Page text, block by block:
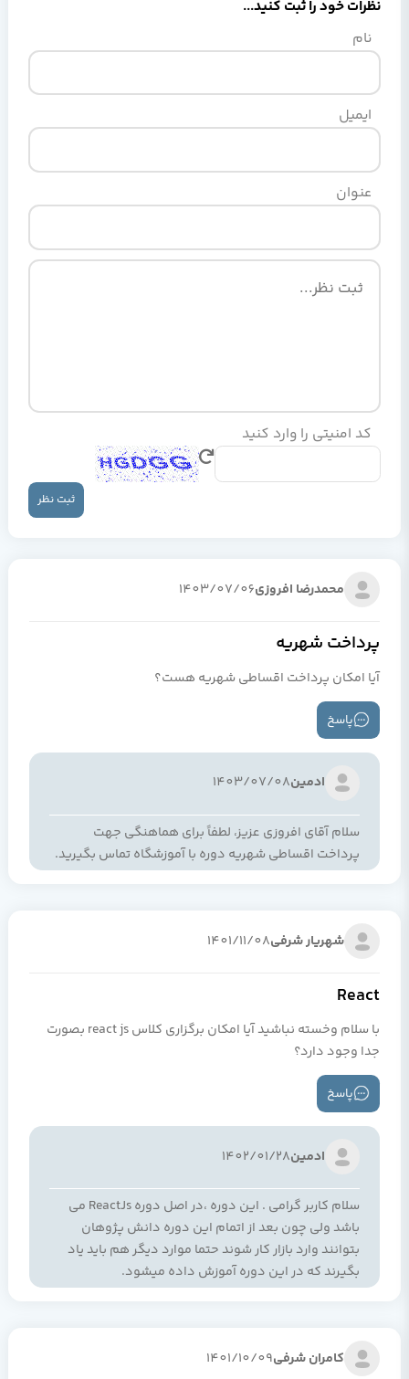
نظرات خود را ثبت کنید...
نام
ایمیل
عنوان
کد امنیتی را وارد کنید
ثبت نظر
محمدرضا افروزی1403/07/06
پرداخت شهریه
آیا امکان پرداخت اقساطی شهریه هست؟
پاسخ
ادمین1403/07/08
سلام آقای افروزی عزیز، لطفاً برای هماهنگی جهت
پرداخت اقساطی شهریه دوره با آموزشگاه تماس بگیرید.
شهریار شرفی1401/11/08
React
با سلام وخسته نباشید آیا امکان برگزاری کلاس react js بصورت
جدا وجود دارد؟
پاسخ
ادمین1402/01/28
سلام کاربر گرامی . این دوره ،در اصل دوره ReactJs می
باشد ولی چون بعد از اتمام این دوره دانش پژوهان
بتوانند وارد بازار کار شوند حتما موارد دیگر هم باید یاد
بگیرند که در این دوره آموزش داده میشود.
کامران شرفی1401/10/09